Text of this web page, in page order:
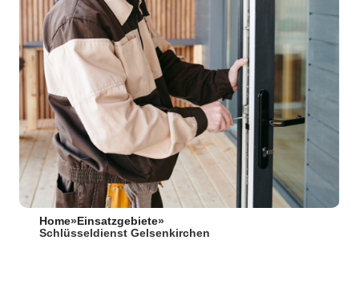
Home» Einsatzgebiete»
Schlüsseldienst Gelsenkirchen⁠